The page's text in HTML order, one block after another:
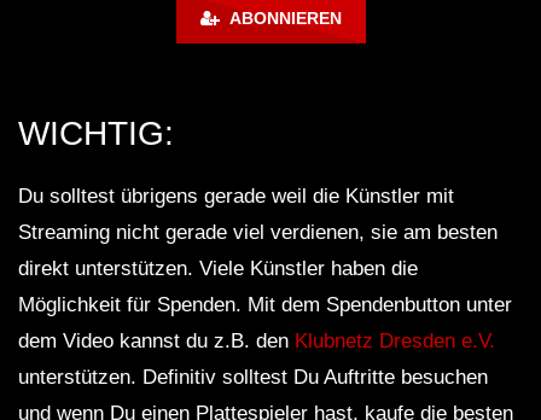
ABONNIEREN
WICHTIG:
Du solltest übrigens gerade weil die Künstler mit
Streaming nicht gerade viel verdienen, sie am besten
direkt unterstützen. Viele Künstler haben die
Möglichkeit für Spenden. Mit dem Spendenbutton unter
dem Video kannst du z.B. den Klubnetz Dresden e.V.
unterstützen. Definitiv solltest Du Auftritte besuchen
und wenn Du einen Plattespieler hast, kaufe die besten